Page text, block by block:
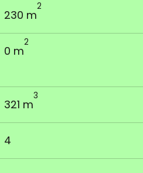
230 m
2
0 m
2
321 m
3
4